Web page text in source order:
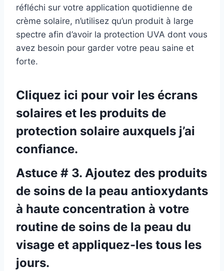
réfléchi sur votre application quotidienne de
crème solaire, n’utilisez qu’un produit à large
spectre afin d’avoir la protection UVA dont vous
avez besoin pour garder votre peau saine et
forte.
Cliquez ici pour voir les écrans
solaires et les produits de
protection solaire auxquels j’ai
confiance.
Astuce # 3. Ajoutez des produits
de soins de la peau antioxydants
à haute concentration à votre
routine de soins de la peau du
visage et appliquez-les tous les
jours.